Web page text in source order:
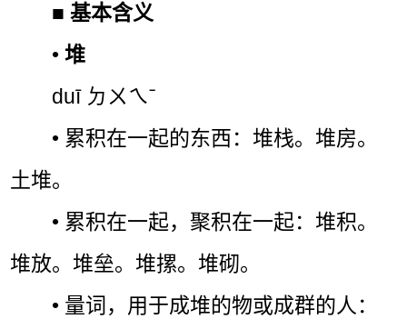
■基本含义
•堆
duī ㄉㄨㄟˉ
• 累积在一起的东西：堆栈。堆房。
土堆。
• 累积在一起，聚积在一起：堆积。
堆放。堆垒。堆摞。堆砌。
• 量词，用于成堆的物或成群的人：